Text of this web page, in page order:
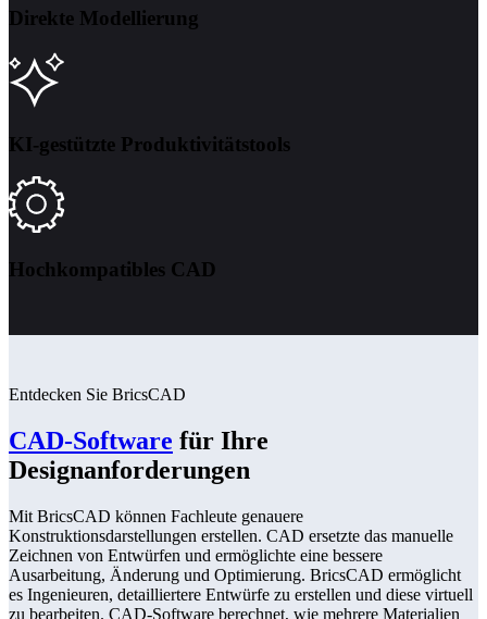
Direkte Modellierung
KI-gestützte Produktivitätstools
Hochkompatibles CAD
Entdecken Sie BricsCAD
CAD-Software für Ihre
Designanforderungen
Mit BricsCAD können Fachleute genauere
Konstruktionsdarstellungen erstellen. CAD ersetzte das manuelle
Zeichnen von Entwürfen und ermöglichte eine bessere
Ausarbeitung, Änderung und Optimierung. BricsCAD ermöglicht
es Ingenieuren, detailliertere Entwürfe zu erstellen und diese virtuell
zu bearbeiten. CAD-Software berechnet, wie mehrere Materialien